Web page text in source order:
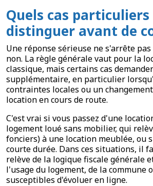
Quels cas
distinguer avant de
Une réponse sérieuse ne s'arrête
non. La règle générale vaut pour la
classique, mais certains cas
supplémentaire, en particulier
contraintes locales ou un
location en cours de route.
C'est vrai si vous passez d'une
logement loué sans mobilier, qui
fonciers) à une location meublée, ou
courte durée. Dans ces situations, il
relève de la logique fiscale générale
l'usage du logement, de la commune
susceptibles d'évoluer en ligne.